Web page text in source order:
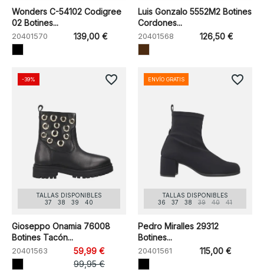
Wonders C-54102 Codigree
02 Botines...
20401570 139,00 €
Luis Gonzalo 5552M2 Botines
Cordones...
20401568 126,50 €
TALLAS DISPONIBLES
37
38 39 40
Gioseppo Onamia 76008
Botines Tacón...
20401563
59,99 €
99,95 €
-39% favorite_border
TALLAS DISPONIBLES
36
37 38 39 40 41
Pedro Miralles 29312
Botines...
20401561 115,00 €
ENVÍO GRATIS favorite_border